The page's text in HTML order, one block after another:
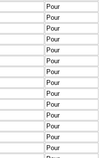
Pour
Pour
Pour
Pour
Pour
Pour
Pour
Pour
Pour
Pour
Pour
Pour
Pour
Pour